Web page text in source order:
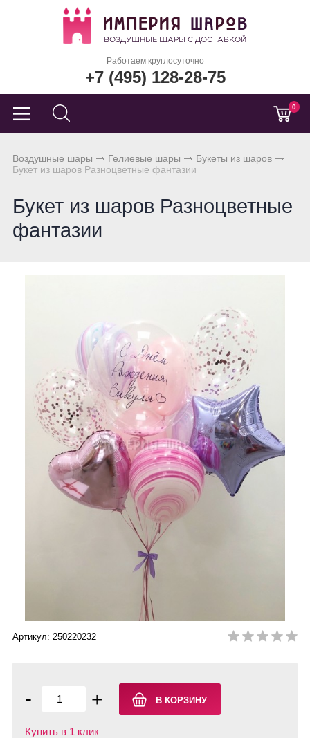
Работаем круглосуточно
+7 (495) 128-28-75
0
Воздушные шары Гелиевые шары
Букеты из шаров
Букет из шаров Разноцветные фантазии
Букет из шаров Разноцветные
фантазии
Артикул: 250220232
- +
Купить в 1 клик